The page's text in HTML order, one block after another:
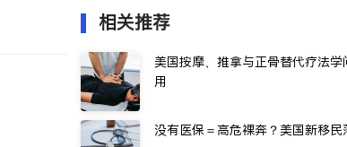
相关推荐
美国按摩、推拿与正骨替代疗法
用
没有医保＝高危裸奔？美国新移